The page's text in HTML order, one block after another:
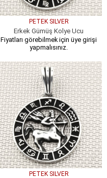
PETEK SILVER
Erkek Gümüş Kolye Ucu
Fiyatları görebilmek için üye girişi
yapmalısınız.
PETEK SILVER